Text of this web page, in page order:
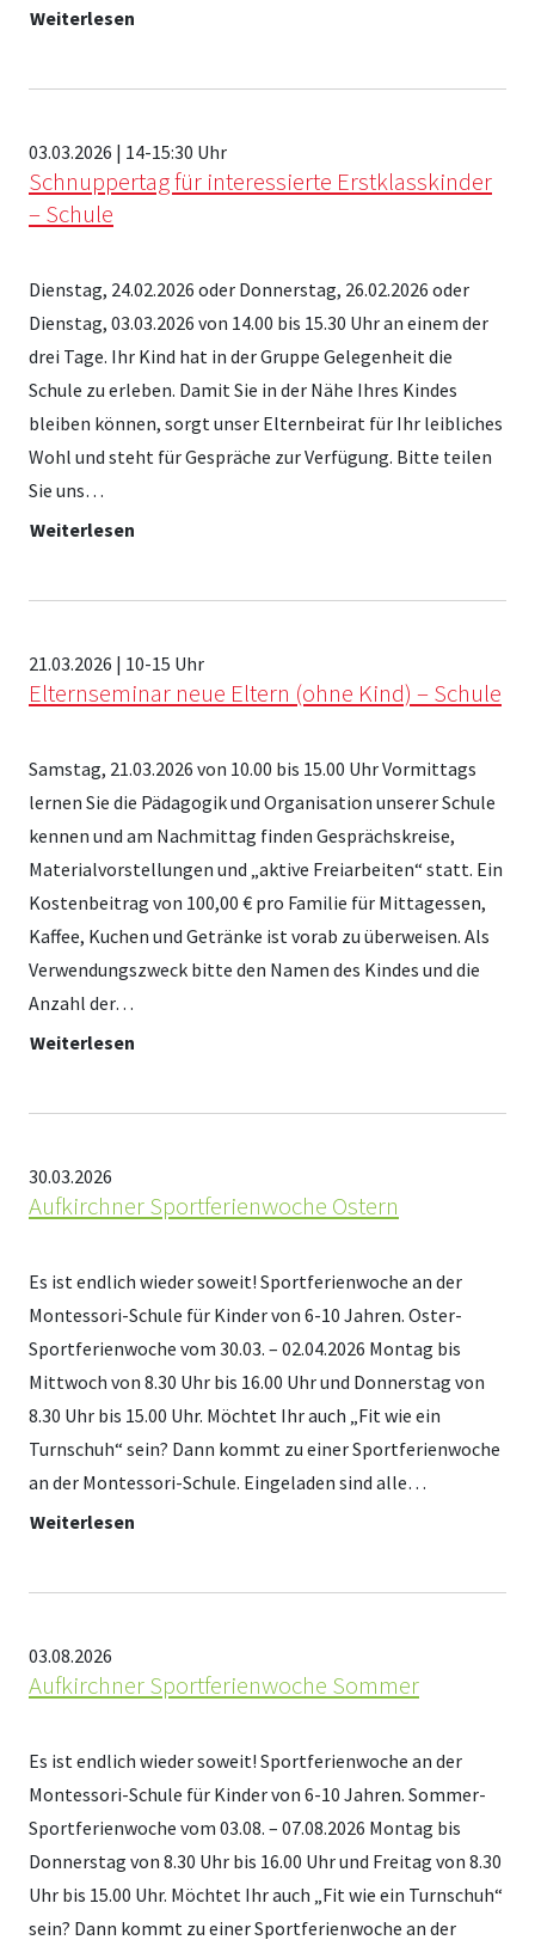
Weiterlesen
03.03.2026 | 14-15:30 Uhr
Schnuppertag für interessierte Erstklasskinder
– Schule
Dienstag, 24.02.2026 oder Donnerstag, 26.02.2026 oder
Dienstag, 03.03.2026 von 14.00 bis 15.30 Uhr an einem der
drei Tage. Ihr Kind hat in der Gruppe Gelegenheit die
Schule zu erleben. Damit Sie in der Nähe Ihres Kindes
bleiben können, sorgt unser Elternbeirat für Ihr leibliches
Wohl und steht für Gespräche zur Verfügung. Bitte teilen
Sie uns…
Weiterlesen
21.03.2026 | 10-15 Uhr
Elternseminar neue Eltern (ohne Kind) – Schule
Samstag, 21.03.2026 von 10.00 bis 15.00 Uhr Vormittags
lernen Sie die Pädagogik und Organisation unserer Schule
kennen und am Nachmittag finden Gesprächskreise,
Materialvorstellungen und „aktive Freiarbeiten“ statt. Ein
Kostenbeitrag von 100,00 € pro Familie für Mittagessen,
Kaffee, Kuchen und Getränke ist vorab zu überweisen. Als
Verwendungszweck bitte den Namen des Kindes und die
Anzahl der…
Weiterlesen
30.03.2026
Aufkirchner Sportferienwoche Ostern
Es ist endlich wieder soweit! Sportferienwoche an der
Montessori-Schule für Kinder von 6-10 Jahren. Oster-
Sportferienwoche vom 30.03. – 02.04.2026 Montag bis
Mittwoch von 8.30 Uhr bis 16.00 Uhr und Donnerstag von
8.30 Uhr bis 15.00 Uhr. Möchtet Ihr auch „Fit wie ein
Turnschuh“ sein? Dann kommt zu einer Sportferienwoche
an der Montessori-Schule. Eingeladen sind alle…
Weiterlesen
03.08.2026
Aufkirchner Sportferienwoche Sommer
Es ist endlich wieder soweit! Sportferienwoche an der
Montessori-Schule für Kinder von 6-10 Jahren. Sommer-
Sportferienwoche vom 03.08. – 07.08.2026 Montag bis
Donnerstag von 8.30 Uhr bis 16.00 Uhr und Freitag von 8.30
Uhr bis 15.00 Uhr. Möchtet Ihr auch „Fit wie ein Turnschuh“
sein? Dann kommt zu einer Sportferienwoche an der